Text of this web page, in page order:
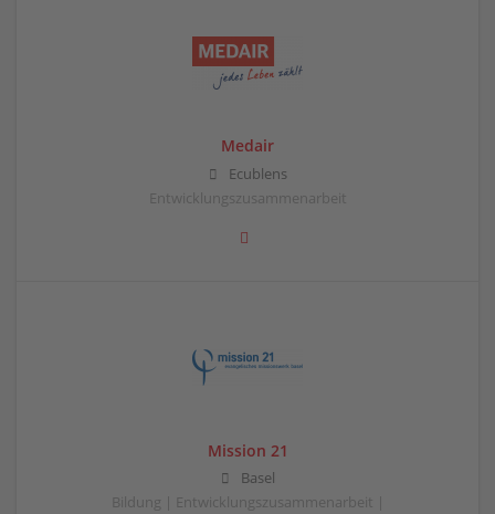
Medair
Ecublens
Entwicklungszusammenarbeit
Mission 21
Basel
Bildung | Entwicklungszusammenarbeit |